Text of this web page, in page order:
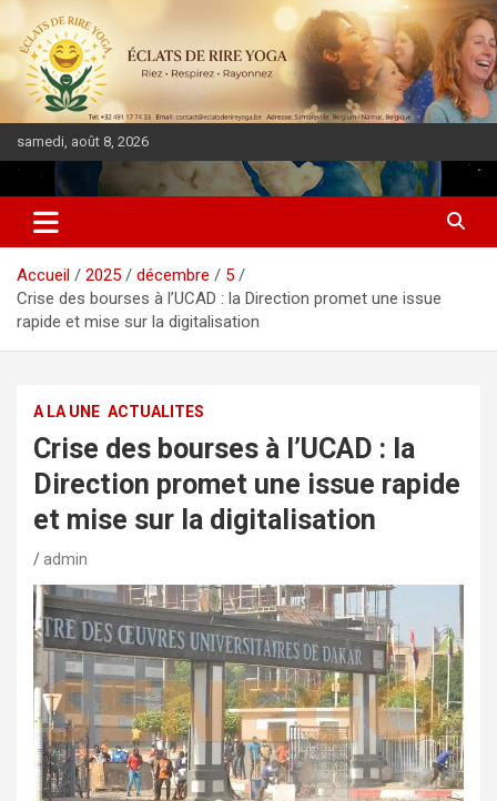
samedi, août 8, 2026
DIASPORA PULSE
Accueil 2025 décembre
5
Crise des bourses à l’UCAD : la Direction promet une issue
rapide et mise sur la digitalisation
A LA UNE ACTUALITES
Crise des bourses à l’UCAD : la
Direction promet une issue rapide
et mise sur la digitalisation
admin